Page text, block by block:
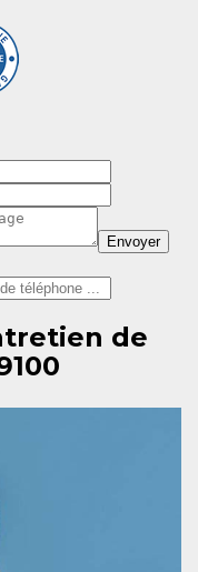
de